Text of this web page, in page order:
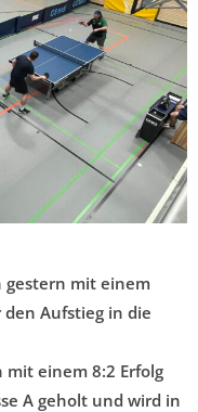
gestern mit einem
den Aufstieg in die
einem 8:2 Erfolg
A geholt und wird in